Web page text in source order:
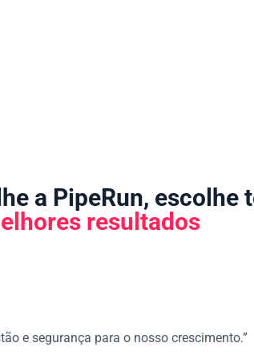
a PipeRun, escolhe
resultados
e segurança para o nosso crescimento.”